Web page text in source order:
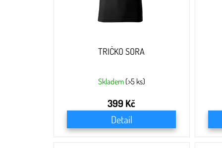
TRIČKO SORA
Skladem (>5 ks)
399 Kč
Detail